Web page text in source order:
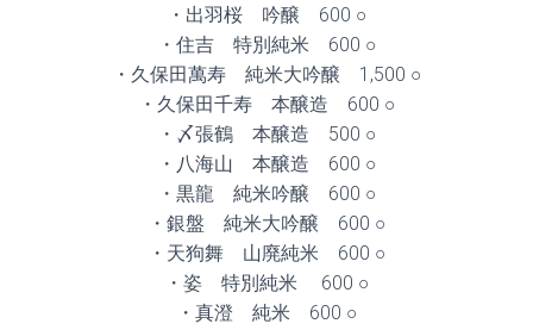
・出羽桜 吟醸 600 ○
・住吉 特別純米 600 ○
・久保田萬寿 純米大吟醸 1,500 ○
・久保田千寿 本醸造 600 ○
・〆張鶴 本醸造 500 ○
・八海山 本醸造 600 ○
・黒龍 純米吟醸 600 ○
・銀盤 純米大吟醸 600 ○
・天狗舞 山廃純米 600 ○
・姿 特別純米 600 ○
・真澄 純米 600 ○